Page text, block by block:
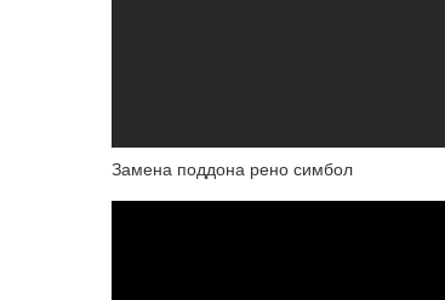
Замена поддона рено симбол